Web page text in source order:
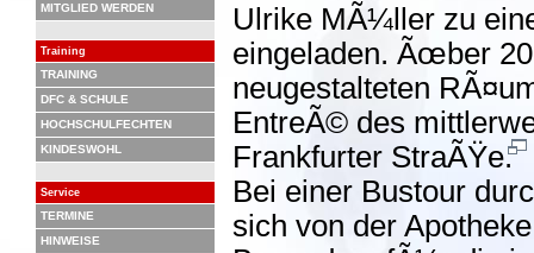
MITGLIED WERDEN
Training
TRAINING
DFC & SCHULE
HOCHSCHULFECHTEN
KINDESWOHL
Service
TERMINE
HINWEISE
Ulrike MÃ¼ller zu
eingeladen. Ãœber
neugestalteten
EntreÃ© des
Frankfurter StraÃŸe.
Bei einer Bustour
sich von der